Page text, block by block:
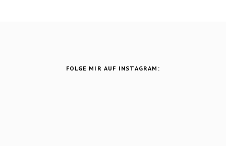
FOLGE MIR AUF INSTAGRAM: